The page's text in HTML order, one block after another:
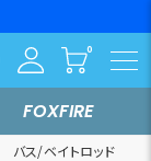
FOXFIRE
バス/ベイトロッド